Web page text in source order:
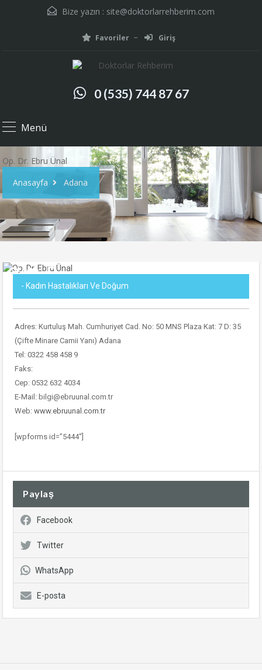
Bize yazın : site@doktorlarrehberim.com
Favoriler Giriş
0 (535) 744 87 67
Menü
Op. Dr. Ebru Ünal
Anasayfa
Adana
- Kadın Hastalıkları Ve Doğum
Adres: Kurtuluş Mah. Cumhuriyet Cad. No: 50 MNS Plaza Kat: 7 D: 35
(Çifte Minare Camii Yanı) Adana
Tel: 0322 458 458 9
Faks:
Cep: 0532 632 4034
E-Mail: bilgi@ebruunal.com.tr
Web: www.ebruunal.com.tr
[wpforms id=”5444″]
Paylaş
Facebook
Twitter
WhatsApp
E-posta